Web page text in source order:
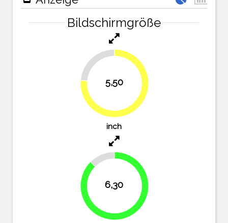
Bildschirmgröße
5,50
23.6%
76.4%
inch
6,30
12.5%
87.5%